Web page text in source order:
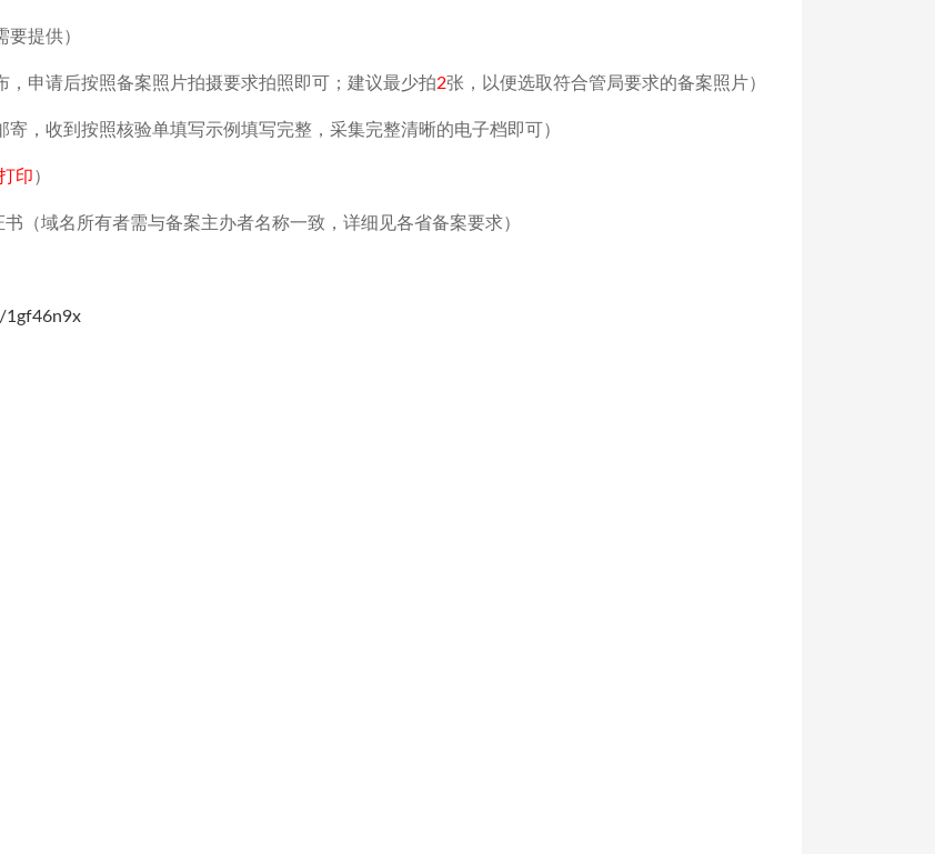
提供）
申请后按照备案照片拍摄要求拍照即可；建议最少拍2张，以便选取符合管局要求的备案照片）
，收到按照核验单填写示例填写完整，采集完整清晰的电子档即可）
印）
（域名所有者需与备案主办者名称一致，详细见各省备案要求）
1gf46n9x